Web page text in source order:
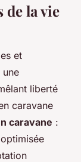
de la vie
et
une
liberté
caravane
caravane :